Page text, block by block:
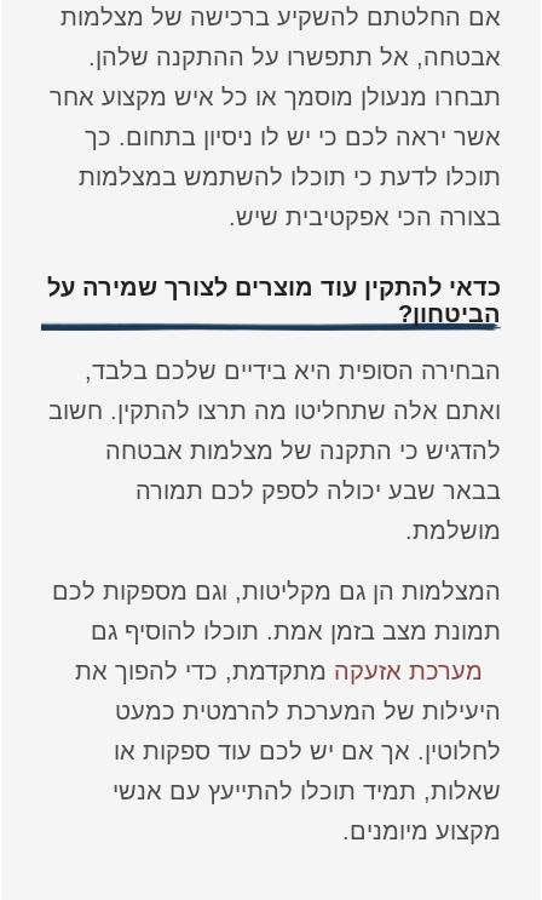
אם החלטתם להשקיע ברכישה של מצלמות
אבטחה, אל תתפשרו על ההתקנה שלהן.
תבחרו מנעולן מוסמך או כל איש מקצוע אחר
אשר יראה לכם כי יש לו ניסיון בתחום. כך
תוכלו לדעת כי תוכלו להשתמש במצלמות
בצורה הכי אפקטיבית שיש.
כדאי להתקין עוד מוצרים לצורך שמירה על
הביטחון?
הבחירה הסופית היא בידיים שלכם בלבד,
ואתם אלה שתחליטו מה תרצו להתקין. חשוב
להדגיש כי התקנה של מצלמות אבטחה
בבאר שבע יכולה לספק לכם תמורה
מושלמת.
המצלמות הן גם מקליטות, וגם מספקות לכם
תמונת מצב בזמן אמת. תוכלו להוסיף גם
מערכת אזעקה מתקדמת, כדי להפוך את
היעילות של המערכת להרמטית כמעט
לחלוטין. אך אם יש לכם עוד ספקות או
שאלות, תמיד תוכלו להתייעץ עם אנשי
מקצוע מיומנים.